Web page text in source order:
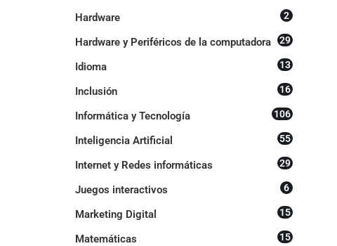
Hardware 2
Hardware y Periféricos de la computadora 29
Idioma 13
Inclusión 16
Informática y Tecnología 106
Inteligencia Artificial 55
Internet y Redes informáticas 29
Juegos interactivos 6
Marketing Digital 15
Matemáticas 15